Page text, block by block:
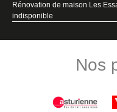
Rénovation de maison Les
indisponible
Nos